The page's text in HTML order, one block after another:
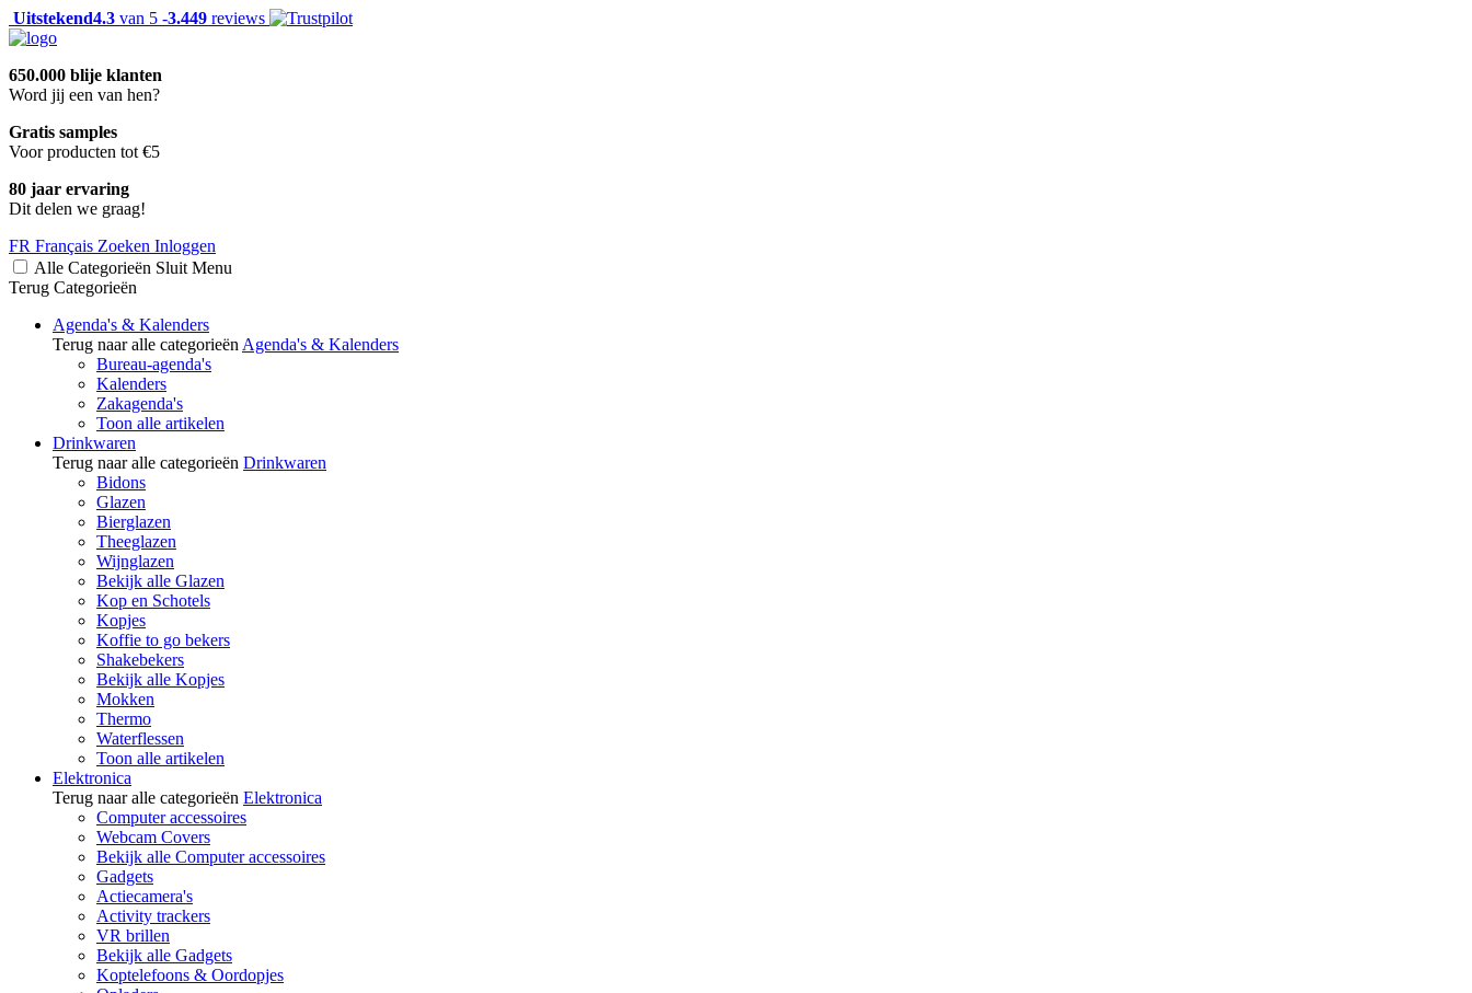
Uitstekend4.3 van 5 -3.449 reviews
650.000 blije klanten
Word jij een van hen?
Gratis samples
Voor producten tot €5
80 jaar ervaring
Dit delen we graag!
FR Français Zoeken Inloggen
Alle Categorieën Sluit Menu
Terug Categorieën
Agenda's & Kalenders
Terug naar alle categorieën Agenda's & Kalenders
Bureau-agenda's
Kalenders
Zakagenda's
Toon alle artikelen
Drinkwaren
Terug naar alle categorieën Drinkwaren
Bidons
Glazen
Bierglazen
Theeglazen
Wijnglazen
Bekijk alle Glazen
Kop en Schotels
Kopjes
Koffie to go bekers
Shakebekers
Bekijk alle Kopjes
Mokken
Thermo
Waterflessen
Toon alle artikelen
Elektronica
Terug naar alle categorieën Elektronica
Computer accessoires
Webcam Covers
Bekijk alle Computer accessoires
Gadgets
Actiecamera's
Activity trackers
VR brillen
Bekijk alle Gadgets
Koptelefoons & Oordopjes